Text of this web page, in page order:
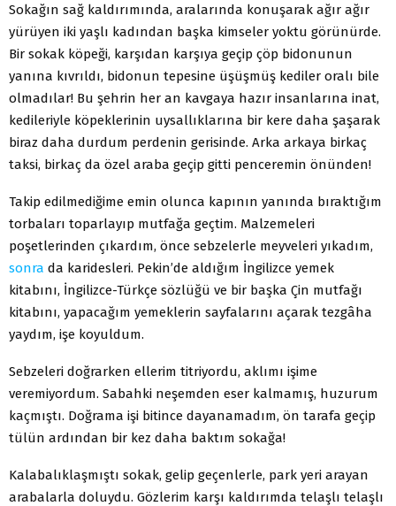
Sokağın sağ kaldırımında, aralarında konuşarak ağır ağır
yürüyen iki yaşlı kadından başka kimseler yoktu görünürde.
Bir sokak köpeği, karşıdan karşıya geçip çöp bidonunun
yanına kıvrıldı, bidonun tepesine üşüşmüş kediler oralı bile
olmadılar! Bu şehrin her an kavgaya hazır insanlarına inat,
kedileriyle köpeklerinin uysallıklarına bir kere daha şaşarak
biraz daha durdum perdenin gerisinde. Arka arkaya birkaç
taksi, birkaç da özel araba geçip gitti penceremin önünden!
Takip edilmediğime emin olunca kapının yanında bıraktığım
torbaları toparlayıp mutfağa geçtim. Malzemeleri
poşetlerinden çıkardım, önce sebzelerle meyveleri yıkadım,
sonra da karidesleri. Pekin’de aldığım İngilizce yemek
kitabını, İngilizce-Türkçe sözlüğü ve bir başka Çin mutfağı
kitabını, yapacağım yemeklerin sayfalarını açarak tezgâha
yaydım, işe koyuldum.
Sebzeleri doğrarken ellerim titriyordu, aklımı işime
veremiyordum. Sabahki neşemden eser kalmamış, huzurum
kaçmıştı. Doğrama işi bitince dayanamadım, ön tarafa geçip
tülün ardından bir kez daha baktım sokağa!
Kalabalıklaşmıştı sokak, gelip geçenlerle, park yeri arayan
arabalarla doluydu. Gözlerim karşı kaldırımda telaşlı telaşlı